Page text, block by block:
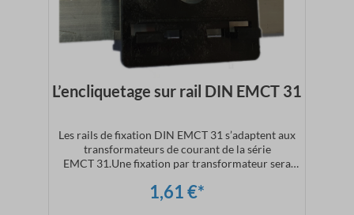
L’encliquetage sur rail DIN EMCT 31
Les rails de fixation DIN EMCT 31 s’adaptent aux
transformateurs de courant de la série
EMCT 31.Une fixation par transformateur sera
1,61 €*